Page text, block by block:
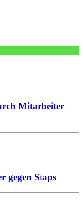
Mitarbeiter
gegen Staps